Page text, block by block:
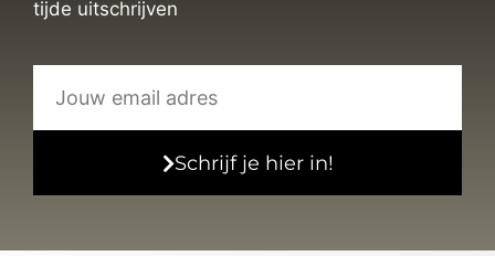
tijde uitschrijven
Schrijf je hier in!